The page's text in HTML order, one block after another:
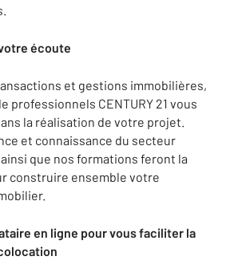
écoute
et gestions immobilières,
professionnels CENTURY 21 vous
la réalisation de votre projet.
et connaissance du secteur
que nos formations feront la
construire ensemble votre
en ligne pour vous faciliter la